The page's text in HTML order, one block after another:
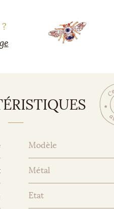
Modèle
Métal
Etat